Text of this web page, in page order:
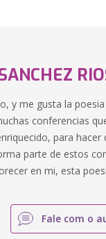
y me gusta la
conferencias
para
parte de estos
en mi, esta
Fale com o